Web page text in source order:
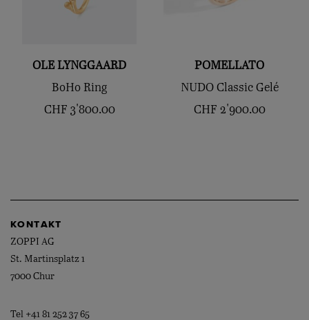
OLE LYNGGAARD
BoHo Ring
CHF 3'800.00
POMELLATO
NUDO Classic Gelé
CHF 2'900.00
KONTAKT
ZOPPI AG
St. Martinsplatz 1
7000 Chur
Tel +41 81 252 37 65